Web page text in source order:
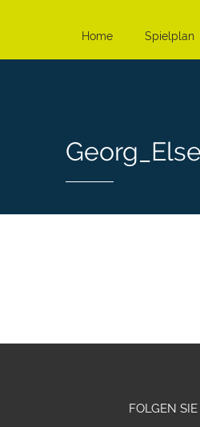
Home Spielplan
FOLGEN